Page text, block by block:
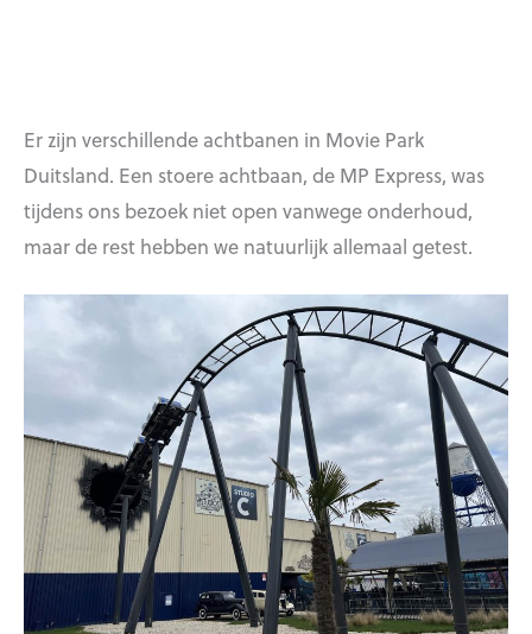
Er zijn verschillende achtbanen in Movie Park
Duitsland. Een stoere achtbaan, de MP Express, was
tijdens ons bezoek niet open vanwege onderhoud,
maar de rest hebben we natuurlijk allemaal getest.